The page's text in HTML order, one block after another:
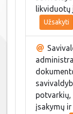
likviduotų
Užsakyti
įsakymų